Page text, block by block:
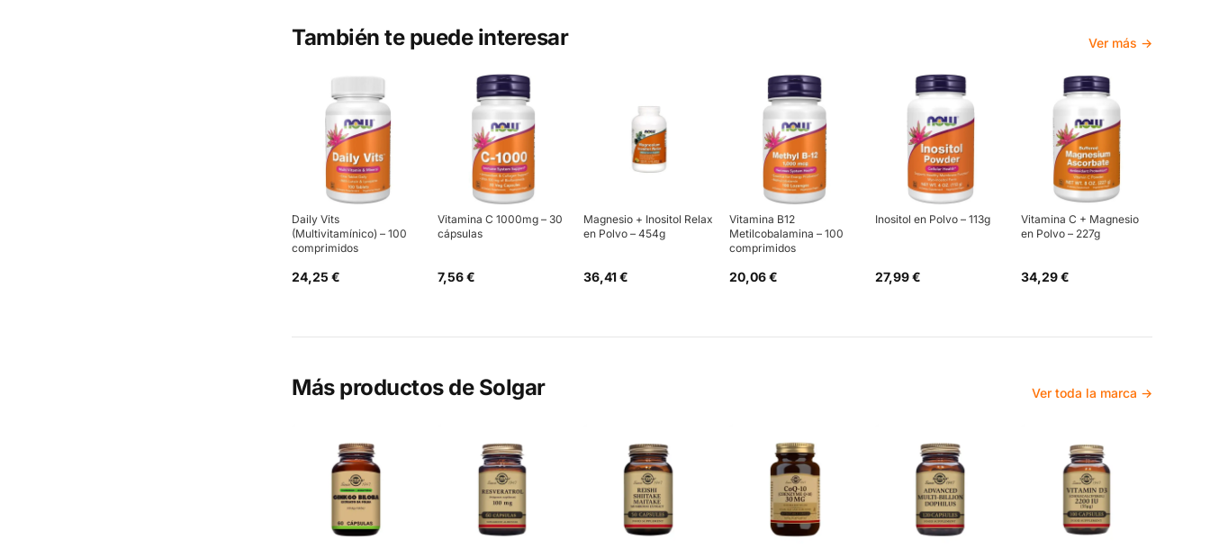
También te puede interesar Ver más →
Daily Vits
(Multivitamínico) – 100
comprimidos
24,25 €
Vitamina C 1000mg – 30
cápsulas
7,56 €
Magnesio + Inositol Relax
en Polvo – 454g
36,41 €
Vitamina B12
Metilcobalamina – 100
comprimidos
20,06 €
Inositol en Polvo – 113g
27,99 €
Vitamina C + Magnesio
en Polvo – 227g
34,29 €
Más productos de Solgar Ver toda la marca →